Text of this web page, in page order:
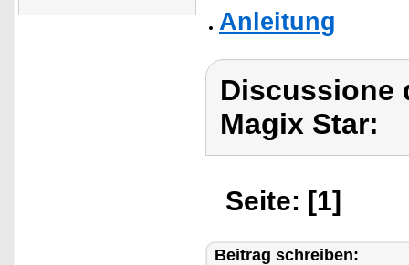
Anleitung
Discussione
Magix Star:
Seite: [1]
Beitrag schreiben: